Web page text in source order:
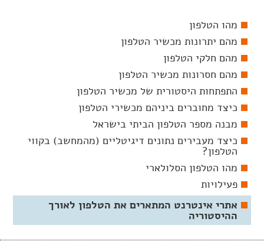
מהו הטלפון
מהם יתרונות מכשיר הטלפון
מהם חלקי הטלפון
מהם חסרונות מכשיר הטלפון
התפתחות היסטורית של מכשיר הטלפון
כיצד מחוברים ביניהם מכשירי הטלפון
מבנה מספר הטלפון הביתי בישראל
כיצד מעבירים נתונים דיגיטליים (מהמחשב) בקווי
הטלפון?
מהו הטלפון הסלולארי
פעילויות
אתרי אינטרנט המתארים את הטלפון לאורך
ההיסטוריה